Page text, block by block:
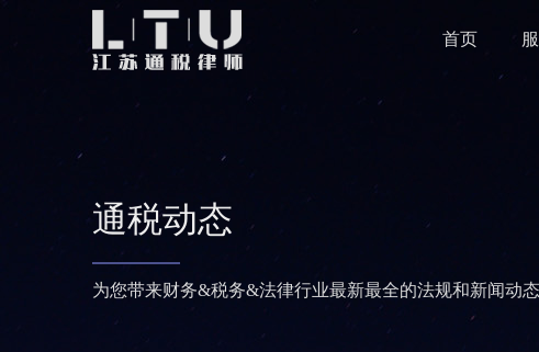
首页
通税动态
为您带来财务&税务&法律行业最新最全的法规和新闻动态